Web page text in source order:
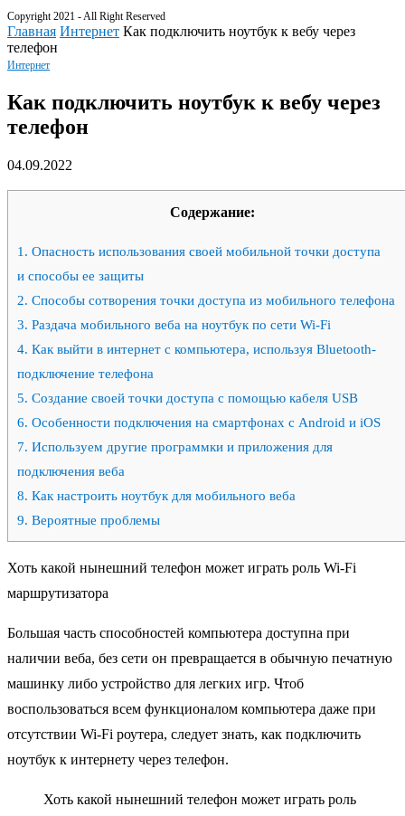
Copyright 2021 - All Right Reserved
Главная Интернет Как подключить ноутбук к вебу через
телефон
Интернет
Как подключить ноутбук к вебу через
телефон
04.09.2022
Содержание:
1. Опасность использования своей мобильной точки доступа
и способы ее защиты
2. Способы сотворения точки доступа из мобильного телефона
3. Раздача мобильного веба на ноутбук по сети Wi-Fi
4. Как выйти в интернет с компьютера, используя Bluetooth-
подключение телефона
5. Создание своей точки доступа с помощью кабеля USB
6. Особенности подключения на смартфонах с Android и iOS
7. Используем другие программки и приложения для
подключения веба
8. Как настроить ноутбук для мобильного веба
9. Вероятные проблемы
Хоть какой нынешний телефон может играть роль Wi-Fi
маршрутизатора
Большая часть способностей компьютера доступна при
наличии веба, без сети он превращается в обычную печатную
машинку либо устройство для легких игр. Чтоб
воспользоваться всем функционалом компьютера даже при
отсутствии Wi-Fi роутера, следует знать, как подключить
ноутбук к интернету через телефон.
Хоть какой нынешний телефон может играть роль